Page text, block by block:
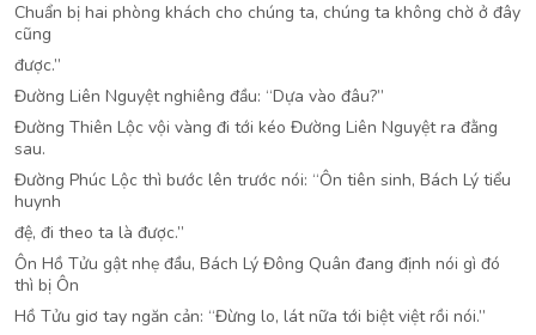
Chuẩn bị hai phòng khách cho chúng ta, chúng ta không chờ ở đây
cũng
được.”
Đường Liên Nguyệt nghiêng đầu: “Dựa vào đâu?”
Đường Thiên Lộc vội vàng đi tới kéo Đường Liên Nguyệt ra đằng
sau.
Đường Phúc Lộc thì bước lên trước nói: “Ôn tiên sinh, Bách Lý tiểu
huynh
đệ, đi theo ta là được.”
Ôn Hồ Tửu gật nhẹ đầu, Bách Lý Đông Quân đang định nói gì đó
thì bị Ôn
Hồ Tửu giơ tay ngăn cản: “Đừng lo, lát nữa tới biệt việt rồi nói.”